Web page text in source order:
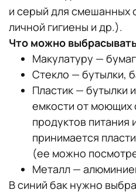
и серый для смешанных
личной гигиены и др.).
Что можно
Макулатуру —
Стекло — бутылки,
Пластик — бутылки
емкости от моющих
продуктов питания
принимается
(ее можно
Металл —
В синий бак нужно